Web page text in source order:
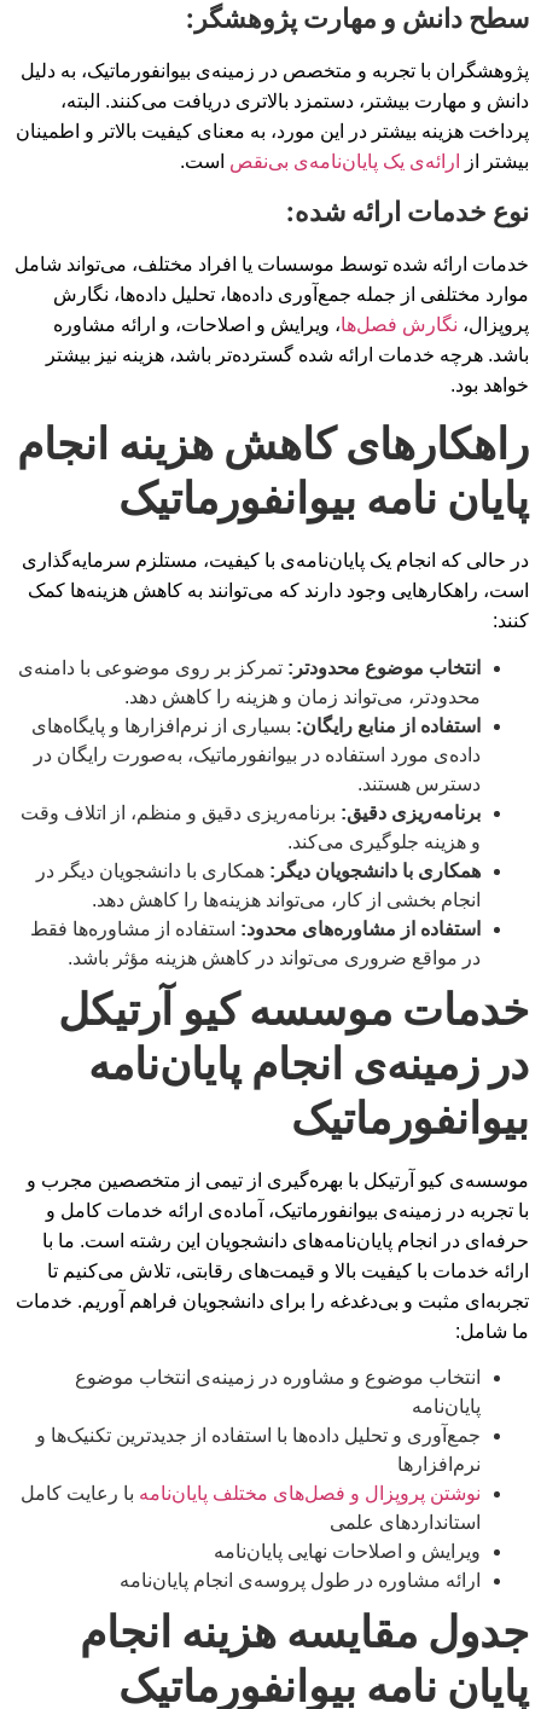
سطح دانش و مهارت پژوهشگر:
پژوهشگران با تجربه و متخصص در زمینه‌ی بیوانفورماتیک، به دلیل
دانش و مهارت بیشتر، دستمزد بالاتری دریافت می‌کنند. البته،
پرداخت هزینه بیشتر در این مورد، به معنای کیفیت بالاتر و اطمینان
بیشتر از
ارائه‌ی یک پایان‌نامه‌ی بی‌نقص است.
نوع خدمات ارائه شده:
خدمات ارائه شده توسط موسسات یا افراد مختلف، می‌تواند شامل
موارد مختلفی از جمله جمع‌آوری داده‌ها، تحلیل داده‌ها، نگارش
پروپزال، نگارش فصل‌ها، ویرایش و اصلاحات، و ارائه مشاوره
باشد. هرچه خدمات ارائه شده گسترده‌تر باشد، هزینه نیز بیشتر
خواهد بود.
راهکارهای کاهش هزینه انجام
پایان نامه بیوانفورماتیک
در حالی که انجام یک پایان‌نامه‌ی با کیفیت، مستلزم سرمایه‌گذاری
است، راهکارهایی وجود دارند که می‌توانند به کاهش هزینه‌ها کمک
کنند:
انتخاب موضوع محدودتر: تمرکز بر روی موضوعی با دامنه‌ی
محدودتر، می‌تواند زمان و هزینه را کاهش دهد.
استفاده از منابع رایگان: بسیاری از نرم‌افزارها و پایگاه‌های
داده‌ی مورد استفاده در بیوانفورماتیک، به‌صورت رایگان در
دسترس هستند.
برنامه‌ریزی دقیق: برنامه‌ریزی دقیق و منظم، از اتلاف وقت
و هزینه جلوگیری می‌کند.
همکاری با دانشجویان دیگر: همکاری با دانشجویان دیگر در
انجام بخشی از کار، می‌تواند هزینه‌ها را کاهش دهد.
استفاده از مشاوره‌های محدود: استفاده از مشاوره‌ها فقط
در مواقع ضروری می‌تواند در کاهش هزینه مؤثر باشد.
خدمات موسسه کیو آرتیکل
در زمینه‌ی انجام پایان‌نامه
بیوانفورماتیک
موسسه‌ی کیو آرتیکل با بهره‌گیری از تیمی از متخصصین مجرب و
با تجربه در زمینه‌ی بیوانفورماتیک، آماده‌ی ارائه خدمات کامل و
حرفه‌ای در انجام پایان‌نامه‌های دانشجویان این رشته است. ما با
ارائه خدمات با کیفیت بالا و قیمت‌های رقابتی، تلاش می‌کنیم تا
تجربه‌ای مثبت و بی‌دغدغه را برای دانشجویان فراهم آوریم. خدمات
ما شامل:
انتخاب موضوع و مشاوره در زمینه‌ی انتخاب موضوع
پایان‌نامه
جمع‌آوری و تحلیل داده‌ها با استفاده از جدیدترین تکنیک‌ها و
نرم‌افزارها
نوشتن پروپزال و فصل‌های مختلف پایان‌نامه با رعایت کامل
استانداردهای علمی
ویرایش و اصلاحات نهایی پایان‌نامه
ارائه مشاوره در طول پروسه‌ی انجام پایان‌نامه
جدول مقایسه هزینه انجام
پایان نامه بیوانفورماتیک